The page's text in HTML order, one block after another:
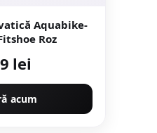
Aquabike-
Roz
lei
acum